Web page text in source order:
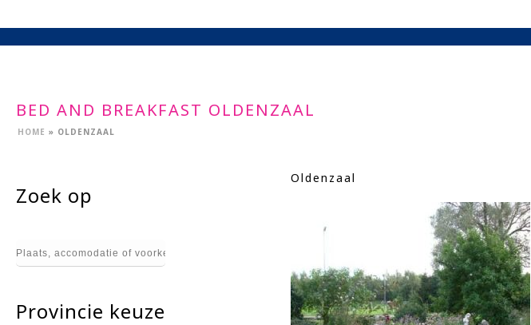
BED AND BREAKFAST OLDENZAAL
HOME » OLDENZAAL
Oldenzaal
Zoek op
Provincie keuze